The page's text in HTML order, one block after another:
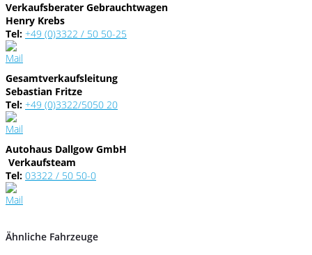
Verkaufsberater Gebrauchtwagen
Henry Krebs
Tel: +49 (0)3322 / 50 50-25
Gesamtverkaufsleitung
Sebastian Fritze
Tel: +49 (0)3322/5050 20
Autohaus Dallgow GmbH
Verkaufsteam
Tel: 03322 / 50 50-0
Ähnliche Fahrzeuge